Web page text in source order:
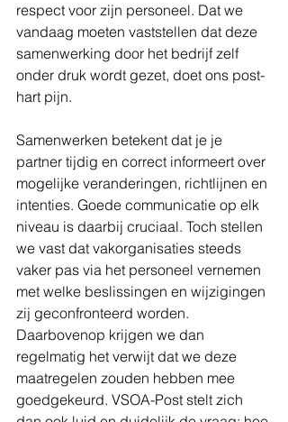
respect voor zijn personeel. Dat we
vandaag moeten vaststellen dat deze
samenwerking door het bedrijf zelf
onder druk wordt gezet, doet ons post-
hart pijn.
Samenwerken betekent dat je je
partner tijdig en correct informeert over
mogelijke veranderingen, richtlijnen en
intenties. Goede communicatie op elk
niveau is daarbij cruciaal. Toch stellen
we vast dat vakorganisaties steeds
vaker pas via het personeel vernemen
met welke beslissingen en wijzigingen
zij geconfronteerd worden.
Daarbovenop krijgen we dan
regelmatig het verwijt dat we deze
maatregelen zouden hebben mee
goedgekeurd. VSOA-Post stelt zich